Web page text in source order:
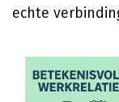
echte